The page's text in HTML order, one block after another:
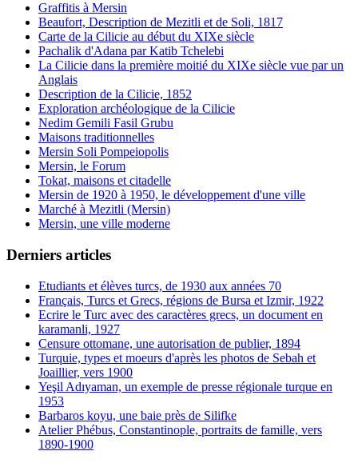
Graffitis à Mersin
Beaufort, Description de Mezitli et de Soli, 1817
Carte de la Cilicie au début du XIXe siècle
Pachalik d'Adana par Katib Tchelebi
La Cilicie dans la première moitié du XIXe siècle vue par un
Anglais
Description de la Cilicie, 1852
Exploration archéologique de la Cilicie
Nedim Gemili Fasil Grubu
Maisons traditionnelles
Mersin Soli Pompeiopolis
Mersin, le Forum
Tokat, maisons et citadelle
Mersin de 1920 à 1950, le développement d'une ville
Marché à Mezitli (Mersin)
Mersin, une ville moderne
Derniers articles
Etudiants et élèves turcs, de 1930 aux années 70
Français, Turcs et Grecs, régions de Bursa et Izmir, 1922
Ecrire le Turc avec des caractères grecs, un document en
karamanli, 1927
Censure ottomane, une autorisation de publier, 1894
Turquie, types et moeurs d'après les photos de Sebah et
Joaillier, vers 1900
Yeşil Adıyaman, un exemple de presse régionale turque en
1953
Barbaros koyu, une baie près de Silifke
Atelier Phébus, Constantinople, portraits de famille, vers
1890-1900